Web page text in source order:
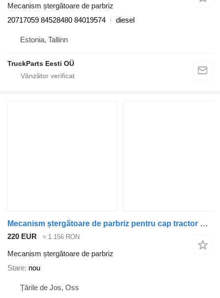
Mecanism ștergătoare de parbriz
20717059 84528480 84019574
diesel
Estonia, Tallinn
TruckParts Eesti OÜ
Mecanism ștergătoare de parbriz pentru cap tractor Volvo FH 4
220 EUR ≈ 1.156 RON
Mecanism ștergătoare de parbriz
Stare nou
Țările de Jos, Oss